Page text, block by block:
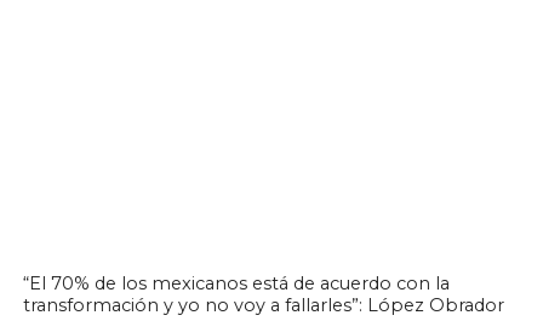
“El 70% de los mexicanos está de acuerdo con la
transformación y yo no voy a fallarles”: López Obrador